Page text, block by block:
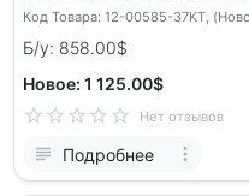
Код Товара: 12-00585-37KT,
Б/у: 858.00$
Новое: 1 125.00$
Нет отзывов
Подробнее